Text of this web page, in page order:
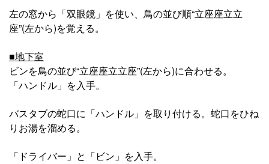
左の窓から「双眼鏡」を使い、鳥の並び順“立座座立立
座”(左から)を覚える。
■地下室
ビンを鳥の並び“立座座立立座”(左から)に合わせる。
「ハンドル」を入手。
バスタブの蛇口に「ハンドル」を取り付ける。蛇口をひね
りお湯を溜める。
「ドライバー」と「ビン」を入手。